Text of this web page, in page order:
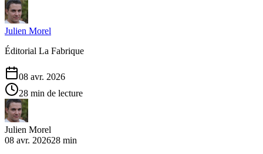
Julien Morel
Éditorial La Fabrique
08 avr. 2026
28 min de lecture
Julien Morel
08 avr. 202628 min